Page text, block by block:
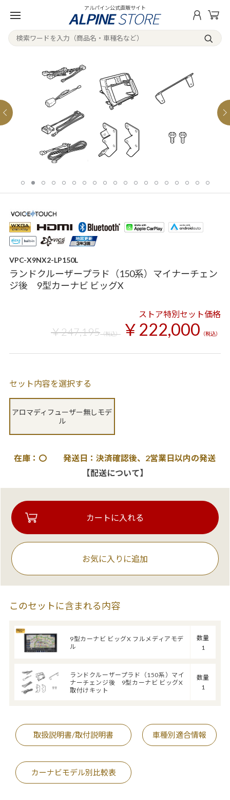
アルパイン公式直販サイト
VPC-X9NX2-LP150L
ランドクルーザープラド（150系）マイナーチェン
ジ後 9型カーナビ ビッグX
ストア特別セット価格
￥247,195（税込） ￥222,000 （税込）
セット内容を選択する
アロマディフューザー無しモデ
ル
在庫：〇 発送日：決済確認後、2営業日以内の発送
【配送について】
お気に入りに追加
このセットに含まれる内容
9型カーナビ ビッグX フルメディアモデ
ル
数量
1
ランドクルーザープラド（150系）マイ
ナーチェンジ後 9型カーナビ ビッグX
取付けキット
数量
1
取扱説明書/取付説明書 車種別適合情報
カーナビモデル別比較表